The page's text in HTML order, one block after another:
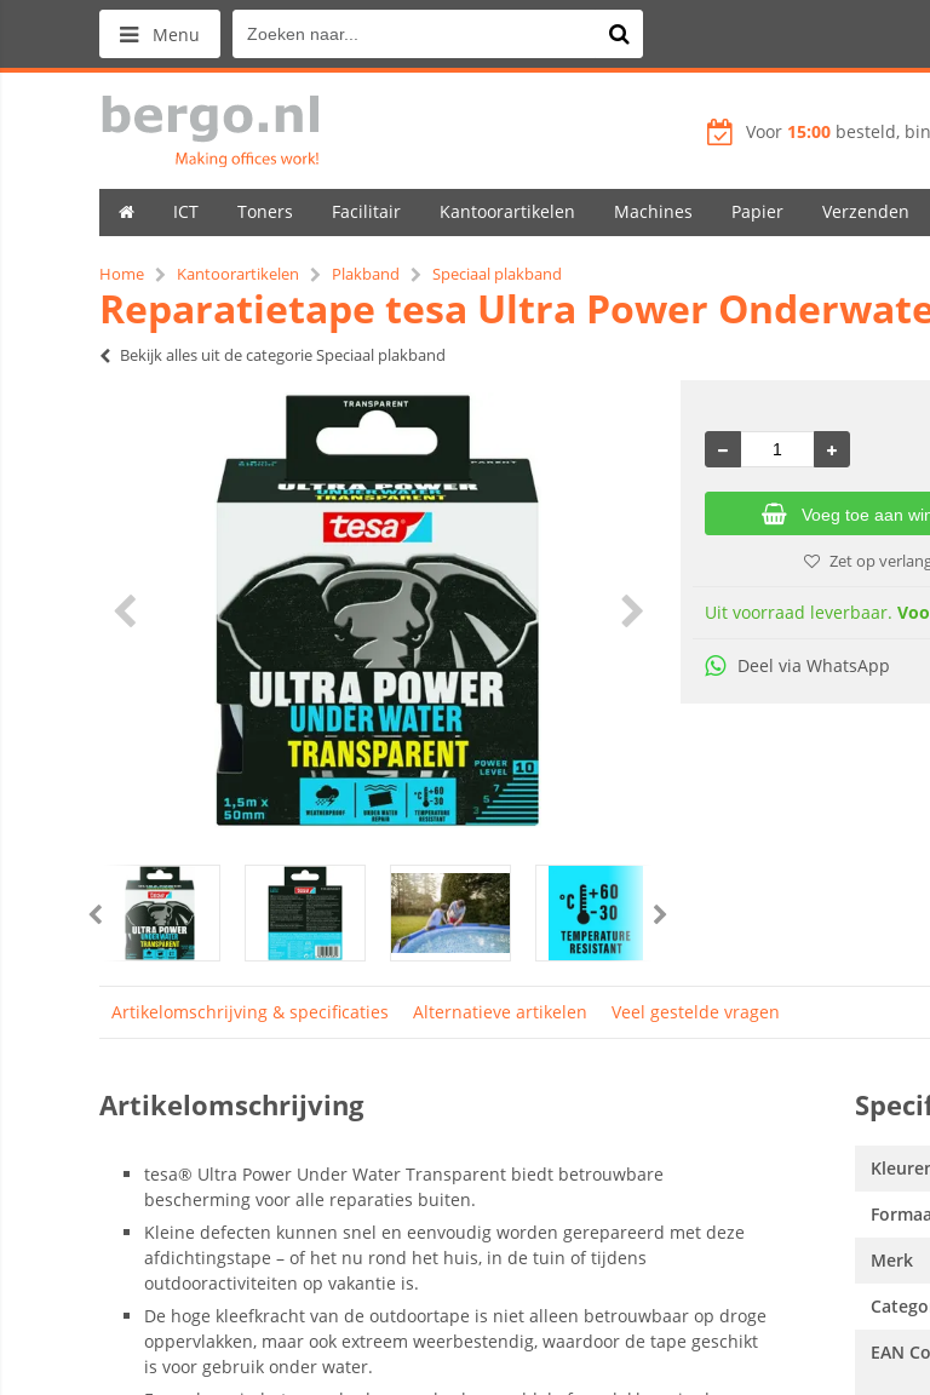
Menu
Voor 15:00 besteld,
ICT Toners Facilitair Kantoorartikelen Machines Papier Verzenden
Home Kantoorartikelen Plakband Speciaal plakband
Reparatietape tesa Ultra Power
Bekijk alles uit de categorie Speciaal plakband
Voeg toe aan
Zet op
Uit voorraad leverbaar.
Deel via WhatsApp
Artikelomschrijving & specificaties Alternatieve artikelen Veel gestelde vragen
Artikelomschrijving
tesa® Ultra Power Under Water Transparent biedt betrouwbare
bescherming voor alle reparaties buiten.
Kleine defecten kunnen snel en eenvoudig worden gerepareerd met deze
afdichtingstape – of het nu rond het huis, in de tuin of tijdens
outdooractiviteiten op vakantie is.
De hoge kleefkracht van de outdoortape is niet alleen betrouwbaar op droge
oppervlakken, maar ook extreem weerbestendig, waardoor de tape geschikt
is voor gebruik onder water.
Merk
EAN